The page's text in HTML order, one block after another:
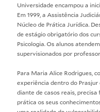
Universidade encampou a
Em 1999, a Assistência
Núcleo de Prática Jurídica.
de estágio obrigatório dos
Psicologia. Os alunos
supervisionados por
Para Maria Alice Rodrigues,
experiência dentro do
diante de casos reais,
prática os seus